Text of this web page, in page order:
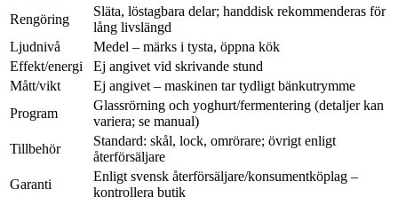
Rengöring
Släta, löstagbara delar; handdisk rekommenderas för
lång livslängd
Ljudnivå
Medel – märks i tysta, öppna kök
Effekt/energi
Ej angivet vid skrivande stund
Mått/vikt
Ej angivet – maskinen tar tydligt bänkutrymme
Program
Glassrörning och yoghurt/fermentering (detaljer kan
variera; se manual)
Tillbehör
Standard: skål, lock, omrörare; övrigt enligt
återförsäljare
Garanti
Enligt svensk återförsäljare/konsumentköplag –
kontrollera butik